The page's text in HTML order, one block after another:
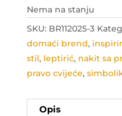
Nema na stanju
SKU: BR112025-3
domaći brend,
stil, leptirić, nakit sa
pravo cvijeće,
Opis